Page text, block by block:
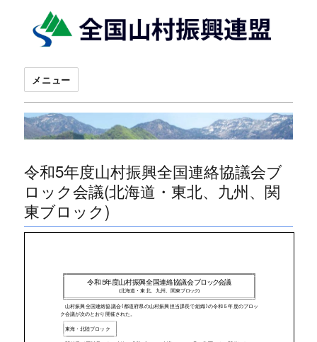
メニュー
令和5年度山村振興全国連絡協議会ブ
ロック会議(北海道・東北、九州、関
東ブロック)